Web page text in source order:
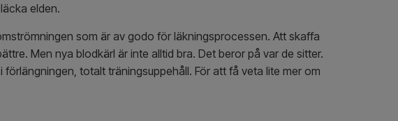
elden.
som är av godo för läkningsprocessen. Att skaffa
Men nya blodkärl är inte alltid bra. Det beror på var de sitter.
totalt träningsuppehåll. För att få veta lite mer om